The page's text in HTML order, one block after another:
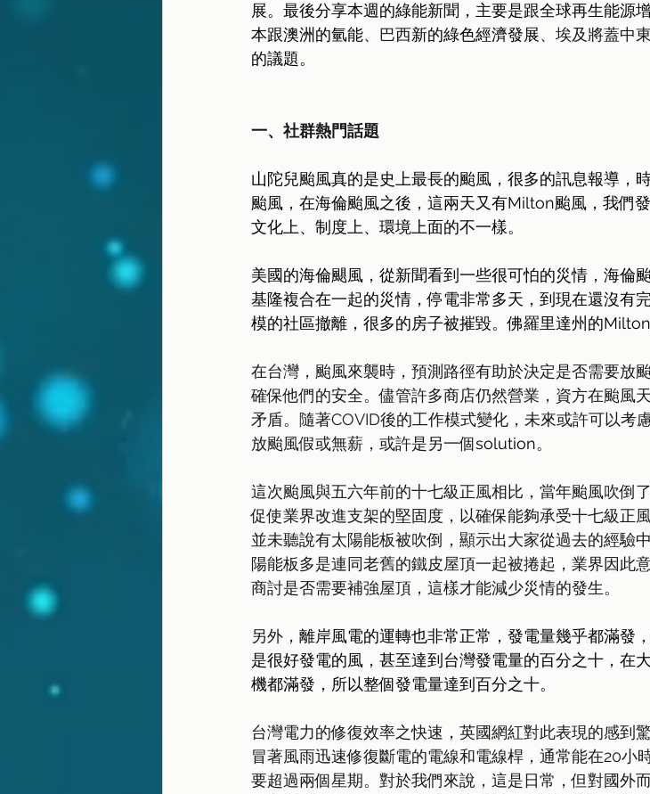
展。最後分享本週的綠能新聞，主要是跟全球再生能源
本跟澳洲的氫能、巴西新的綠色經濟發展、埃及將蓋中
的議題。
一、社群熱門話題
山陀兒颱風真的是史上最長的颱風，很多的訊息報導，
颱風，在海倫颱風之後，這兩天又有Milton颱風，我們
文化上、制度上、環境上面的不一樣。
美國的海倫颶風，從新聞看到一些很可怕的災情，海倫
基隆複合在一起的災情，停電非常多天，到現在還沒有
模的社區撤離，很多的房子被摧毀。佛羅里達州的
在台灣，颱風來襲時，預測路徑有助於決定是否需要放
確保他們的安全。儘管許多商店仍然營業，資方在颱風
矛盾。隨著COVID後的工作模式變化，未來或許可以考
放颱風假或無薪，或許是另一個solution。
這次颱風與五六年前的十七級正風相比，當年颱風吹倒
促使業界改進支架的堅固度，以確保能夠承受十七級正
並未聽說有太陽能板被吹倒，顯示出大家從過去的經驗
陽能板多是連同老舊的鐵皮屋頂一起被捲起，業界因此
商討是否需要補強屋頂，這樣才能減少災情的發生。
另外 ，離岸風電的運轉也非常正常，發電量幾乎都滿發
是很好發電的風，甚至達到台灣發電量的百分之十，在
機都滿發，所以整個發電量達到百分之十。
台灣電力的修復效率之快速 ， 英國網紅對此表現的感到
冒著風雨迅速修復斷電的電線和電線桿，通常能在20小
要超過兩個星期。對於我們來說，這是日常，但對國外